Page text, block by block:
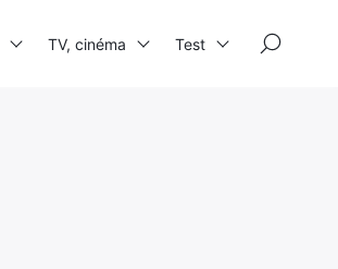
TV, cinéma Test